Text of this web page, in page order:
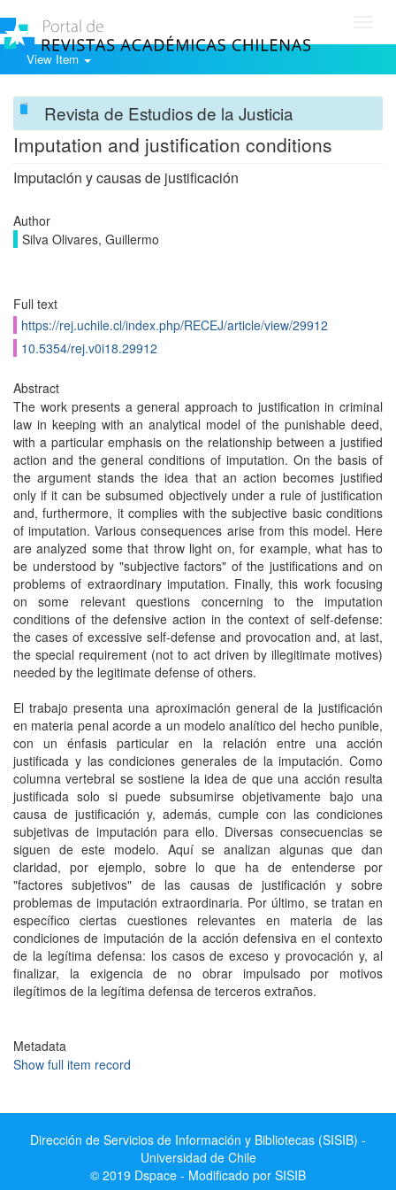
View Item
Revista de Estudios de la Justicia
Imputation and justification conditions
Imputación y causas de justificación
Author
Silva Olivares, Guillermo
Full text
https://rej.uchile.cl/index.php/RECEJ/article/view/29912
10.5354/rej.v0i18.29912
Abstract
The work presents a general approach to justification in criminal
law in keeping with an analytical model of the punishable deed,
with a particular emphasis on the relationship between a justified
action and the general conditions of imputation. On the basis of
the argument stands the idea that an action becomes justified
only if it can be subsumed objectively under a rule of justification
and, furthermore, it complies with the subjective basic conditions
of imputation. Various consequences arise from this model. Here
are analyzed some that throw light on, for example, what has to
be understood by "subjective factors" of the justifications and on
problems of extraordinary imputation. Finally, this work focusing
on some relevant questions concerning to the imputation
conditions of the defensive action in the context of self-defense:
the cases of excessive self-defense and provocation and, at last,
the special requirement (not to act driven by illegitimate motives)
needed by the legitimate defense of others.
El trabajo presenta una aproximación general de la justificación
en materia penal acorde a un modelo analítico del hecho punible,
con un énfasis particular en la relación entre una acción
justificada y las condiciones generales de la imputación. Como
columna vertebral se sostiene la idea de que una acción resulta
justificada solo si puede subsumirse objetivamente bajo una
causa de justificación y, además, cumple con las condiciones
subjetivas de imputación para ello. Diversas consecuencias se
siguen de este modelo. Aquí se analizan algunas que dan
claridad, por ejemplo, sobre lo que ha de entenderse por
"factores subjetivos" de las causas de justificación y sobre
problemas de imputación extraordinaria. Por último, se tratan en
específico ciertas cuestiones relevantes en materia de las
condiciones de imputación de la acción defensiva en el contexto
de la legítima defensa: los casos de exceso y provocación y, al
finalizar, la exigencia de no obrar impulsado por motivos
ilegítimos de la legítima defensa de terceros extraños.
Metadata
Show full item record
Dirección de Servicios de Información y Bibliotecas (SISIB) -
Universidad de Chile
© 2019 Dspace - Modificado por SISIB